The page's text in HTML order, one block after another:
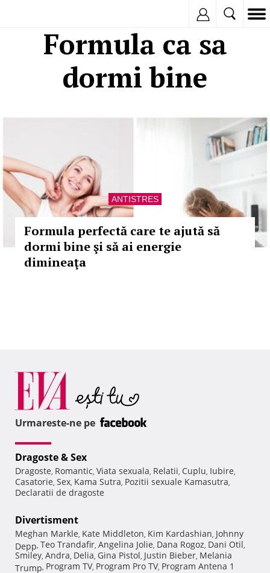
Formula ca sa
dormi bine
ANTISTRES
Formula perfectă care te ajută să
dormi bine şi să ai energie
dimineaţa
Urmareste-ne pe
Dragoste & Sex
Dragoste, Romantic, Viata sexuala, Relatii, Cuplu, Iubire,
Casatorie, Sex, Kama Sutra, Pozitii sexuale Kamasutra,
Declaratii de dragoste
Divertisment
Meghan Markle, Kate Middleton, Kim Kardashian, Johnny
Depp, Teo Trandafir, Angelina Jolie, Dana Rogoz, Dani Otil,
Smiley, Andra, Delia, Gina Pistol, Justin Bieber, Melania
Trump, Program TV, Program Pro TV, Program Antena 1